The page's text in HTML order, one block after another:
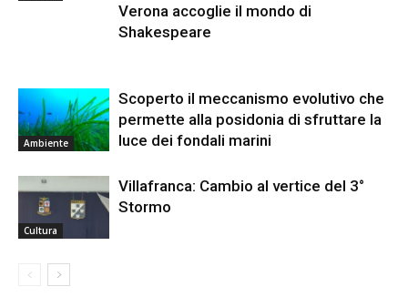
Verona accoglie il mondo di
Shakespeare
Ambiente
Scoperto il meccanismo evolutivo che
permette alla posidonia di sfruttare la
luce dei fondali marini
Cultura
Villafranca: Cambio al vertice del 3°
Stormo